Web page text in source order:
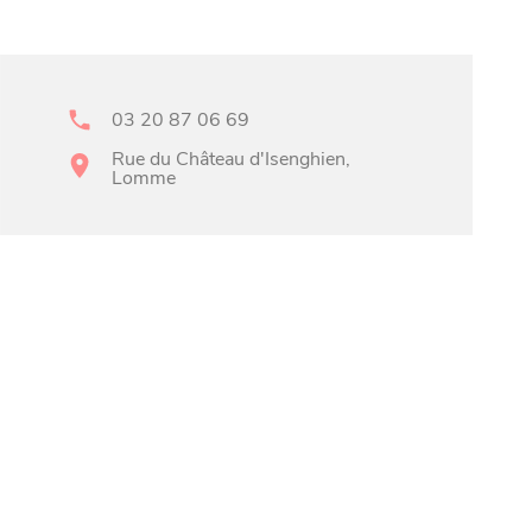
03 20 87 06 69
Rue du Château d'Isenghien,
Lomme